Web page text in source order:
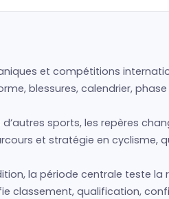
et compétitions
blessures, calendrier,
sports, les repères
et stratégie en cyclisme,
la période centrale teste la
classement, qualification,